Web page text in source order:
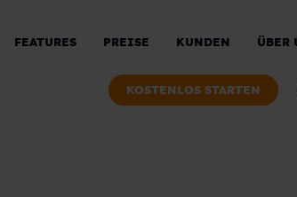
FEATURES PREISE KUNDEN ÜBER
KOSTENLOS STARTEN